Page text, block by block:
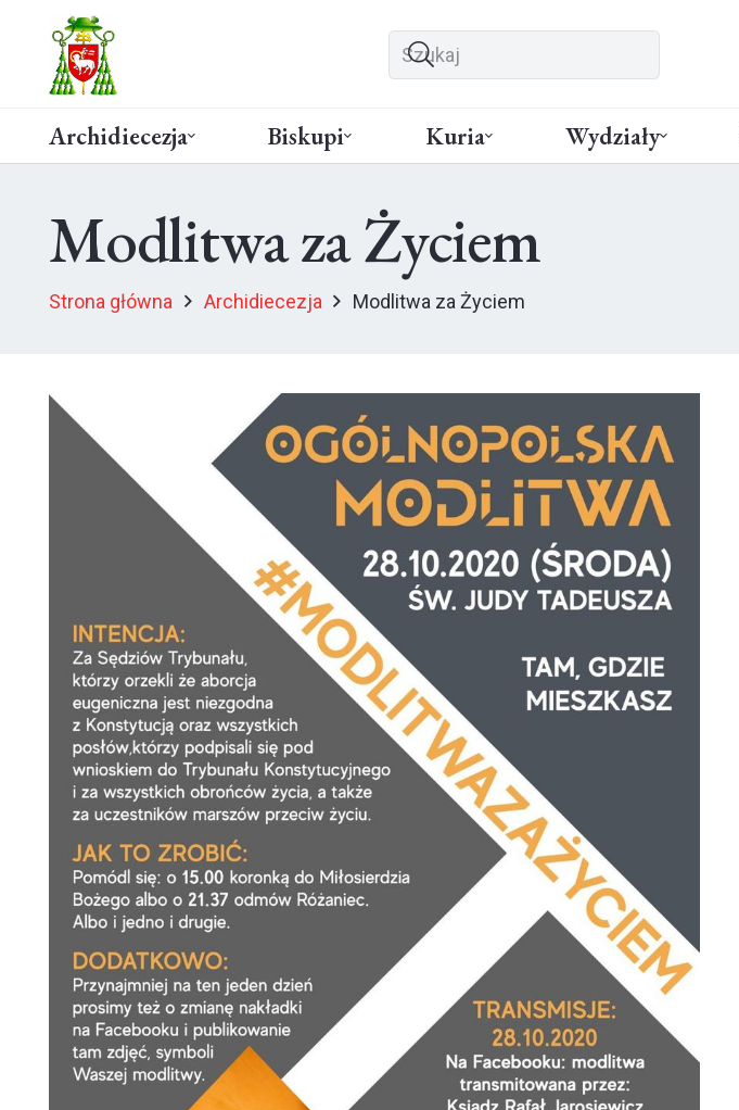
Archidiecezja Biskupi Kuria Wydziały
Modlitwa za Życiem
Strona główna Archidiecezja Modlitwa za Życiem